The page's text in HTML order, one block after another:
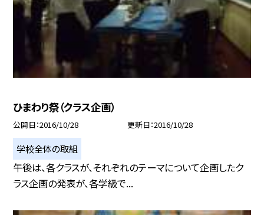
ひまわり祭（クラス企画）
公開日 2016/10/28 更新日 2016/10/28
学校全体の取組
午後は、各クラスが、それぞれのテーマについて企画したク
ラス企画の発表が、各学級で...